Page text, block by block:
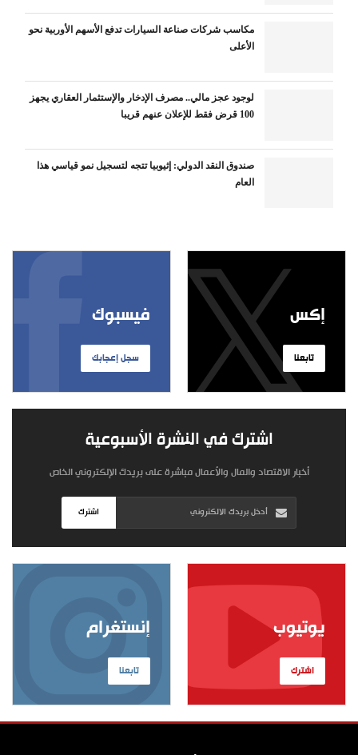
مكاسب شركات صناعة السيارات تدفع الأسهم الأوربية نحو
الأعلى
لوجود عجز مالي.. مصرف الإدخار والإستثمار العقاري يجهز
100 قرض فقط للإعلان عنهم قريبا
صندوق النقد الدولي: إثيوبيا تتجه لتسجيل نمو قياسي هذا
العام
فيسبوك
سجل إعجابك
إكس
تابعنا
اشترك في النشرة الأسبوعية
أخبار الاقتصاد والمال والأعمال مباشرة على بريدك الإلكتروني الخاص
اشترك
إنستغرام
تابعنا
يوتيوب
اشترك